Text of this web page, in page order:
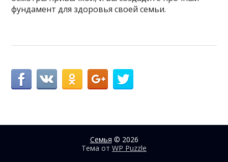
фундамент для здоровья своей семьи.
Семья © 2026
Тема от WP Puzzle